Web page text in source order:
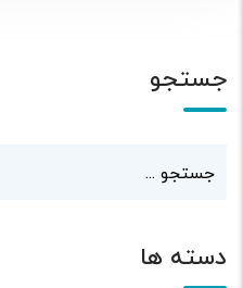
جستجو
دسته ها